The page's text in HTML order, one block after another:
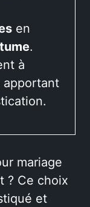
en
.
à
apportant
mariage
? Ce choix
et